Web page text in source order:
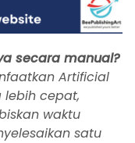
secara manual?
Artificial
lebih cepat,
waktu
satu